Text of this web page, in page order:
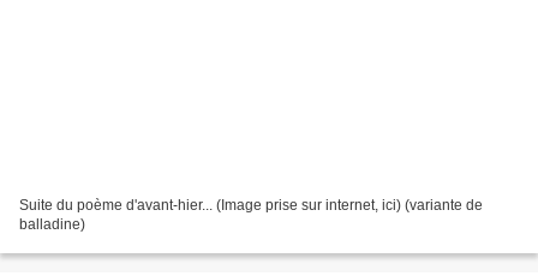
Suite du poème d'avant-hier... (Image prise sur internet, ici) (variante de
balladine)